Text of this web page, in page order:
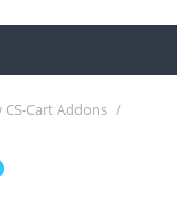
Cart Addons /